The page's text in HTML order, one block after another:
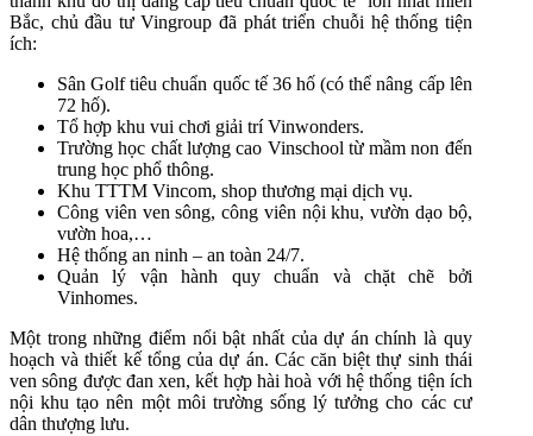
Bắc, chủ đầu tư Vingroup đã phát triển chuỗi hệ thống tiện
ích:
Sân Golf tiêu chuẩn quốc tế 36 hố (có thể nâng cấp lên
72 hố).
Tổ hợp khu vui chơi giải trí Vinwonders.
Trường học chất lượng cao Vinschool từ mầm non đến
trung học phổ thông.
Khu TTTM Vincom, shop thương mại dịch vụ.
Công viên ven sông, công viên nội khu, vườn dạo bộ,
vườn hoa,…
Hệ thống an ninh – an toàn 24/7.
Quản lý vận hành quy chuẩn và chặt chẽ bởi
Vinhomes.
Một trong những điểm nổi bật nhất của dự án chính là quy
hoạch và thiết kế tổng của dự án. Các căn biệt thự sinh thái
ven sông được đan xen, kết hợp hài hoà với hệ thống tiện ích
nội khu tạo nên một môi trường sống lý tưởng cho các cư
dân thượng lưu.